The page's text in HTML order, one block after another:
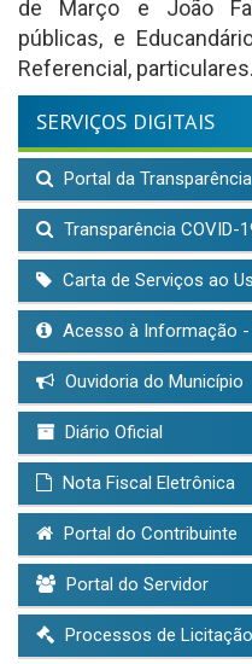
de Março e João
públicas, e
Referencial, particulares.
SERVIÇOS DIGITAIS
Portal da Transparência
Transparência COVID-
Carta de Serviços ao
Acesso à Informação -
Ouvidoria do Município
Diário Oficial
Nota Fiscal Eletrônica
Portal do Contribuinte
Portal do Servidor
Processos de Licitação